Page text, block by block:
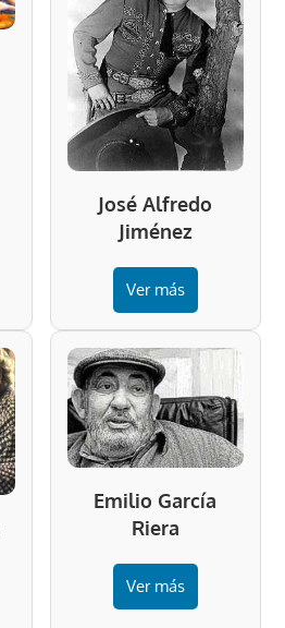
José Alfredo
Jiménez
Ver más
Emilio García
Riera
Ver más